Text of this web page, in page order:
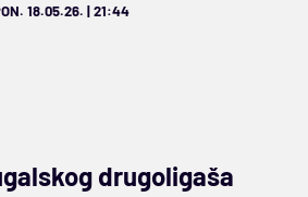
18.05.26. | 21:44
drugoligaša